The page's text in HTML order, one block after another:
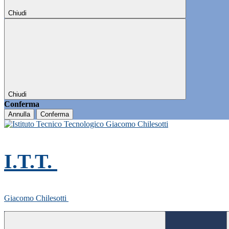
Chiudi
Chiudi
Conferma
Annulla Conferma
I.T.T.
Giacomo Chilesotti